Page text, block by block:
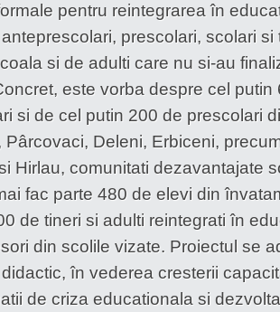
pentru reintegrarea în
prescolari, scolari si
si de adulti care nu si-au
este vorba despre cel putin
si de cel putin 200 de prescolari
Pârcovaci, Deleni, Erbiceni,
Hirlau, comunitati dezavantajate
fac parte 480 de elevi din
de tineri si adulti reintegrati în
din scolile vizate. Proiectul se
în vederea cresterii
de criza educationala si